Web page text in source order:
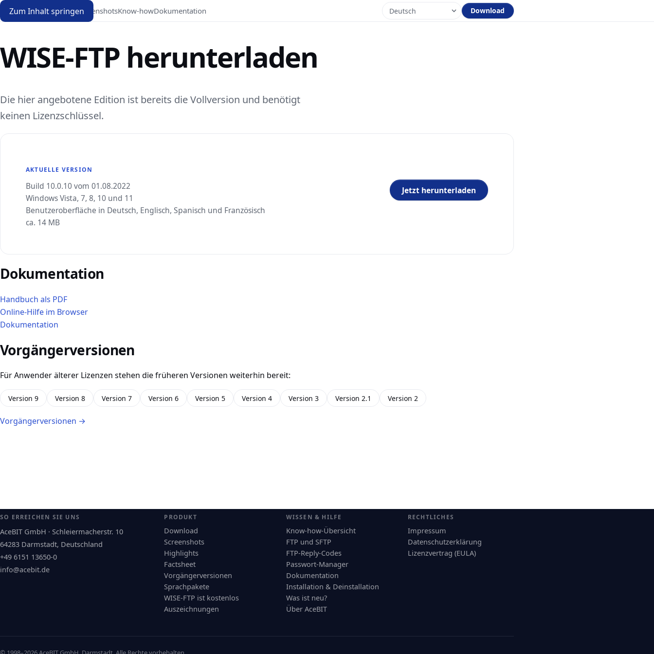
Zum Inhalt springen
DownloadScreenshotsKnow-howDokumentation Download
WISE-FTP herunterladen
Die hier angebotene Edition ist bereits die Vollversion und benötigt
keinen Lizenzschlüssel.
AKTUELLE VERSION
Build 10.0.10 vom 01.08.2022
Windows Vista, 7, 8, 10 und 11
Benutzeroberfläche in Deutsch, Englisch, Spanisch und Französisch
ca. 14 MB
Jetzt herunterladen
Dokumentation
Handbuch als PDF
Online-Hilfe im Browser
Dokumentation
Vorgängerversionen
Für Anwender älterer Lizenzen stehen die früheren Versionen weiterhin bereit:
Version 9 Version 8 Version 7 Version 6 Version 5 Version 4 Version 3 Version 2.1 Version 2
Vorgängerversionen →
SO ERREICHEN SIE UNS
AceBIT GmbH · Schleiermacherstr. 10
64283 Darmstadt, Deutschland
+49 6151 13650-0
info@acebit.de
PRODUKT
Download
Screenshots
Highlights
Factsheet
Vorgängerversionen
Sprachpakete
WISE-FTP ist kostenlos
Auszeichnungen
WISSEN & HILFE
Know-how-Übersicht
FTP und SFTP
FTP-Reply-Codes
Passwort-Manager
Dokumentation
Installation & Deinstallation
Was ist neu?
Über AceBIT
RECHTLICHES
Impressum
Datenschutzerklärung
Lizenzvertrag (EULA)